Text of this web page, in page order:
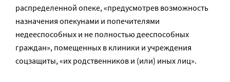
распределенной опеке, «предусмотрев возможность
назначения опекунами и попечителями
недееспособных и не полностью дееспособных
граждан», помещенных в клиники и учреждения
соцзащиты, «их родственников и (или) иных лиц».